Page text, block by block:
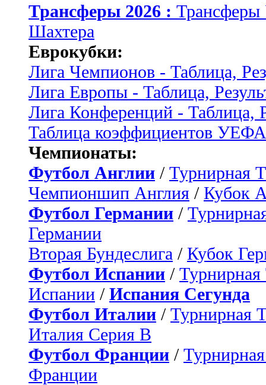
Трансферы 2026 :
Шахтера
Еврокубки:
Лига Чемпионов - Таблица,
Лига Европы - Таблица,
Лига Конференций - Таблица,
Таблица коэффициентов УЕФА
Чемпионаты:
Футбол Англии / Турнирная
Чемпионшип Англия / Кубок
Футбол Германии /
Германии
Вторая Бундеслига / Кубок
Футбол Испании / Турнирная
Испании / Испания Сегунда
Футбол Италии / Турнирная
Италия Серия B
Футбол Франции /
Франции